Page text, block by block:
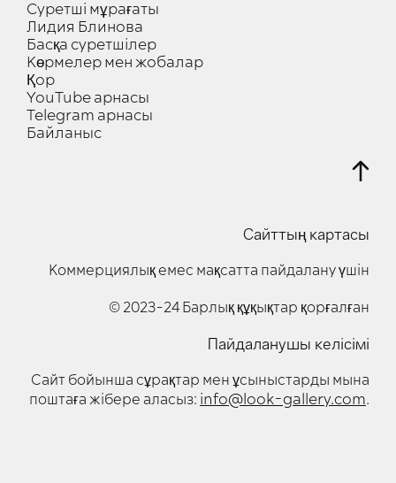
Суретші мұрағаты
Лидия Блинова
Басқа суретшілер
Көрмелер мен жобалар
Қор
YouTube арнасы
Telegram арнасы
Байланыс
Сайттың картасы
Коммерциялық емес мақсатта пайдалану үшін
© 2023-24 Барлық құқықтар қорғалған
Пайдаланушы келісімі
Сайт бойынша сұрақтар мен ұсыныстарды мына
поштаға жібере аласыз: info@look-gallery.com.